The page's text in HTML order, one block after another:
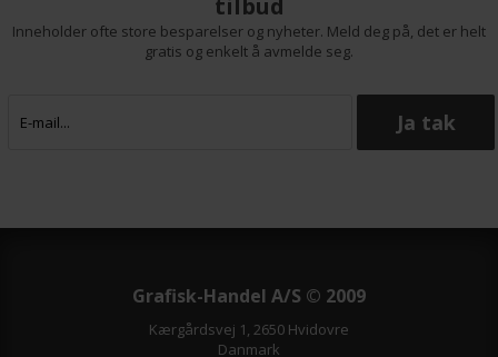
Inneholder ofte store besparelser og nyheter. Meld deg på, det er helt
gratis og enkelt å avmelde seg.
Grafisk-Handel A/S © 2009
Kærgårdsvej 1, 2650 Hvidovre
Danmark